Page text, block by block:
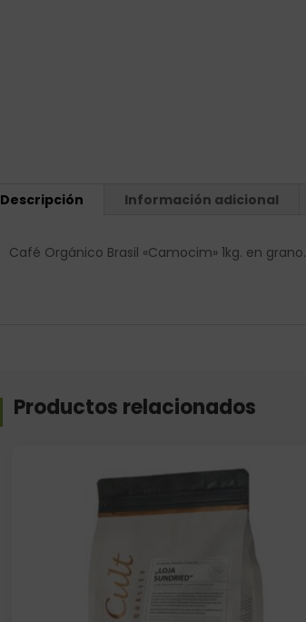
Descripción Información adicional
Café Orgánico Brasil «Camocim» 1kg. en grano.
Productos relacionados